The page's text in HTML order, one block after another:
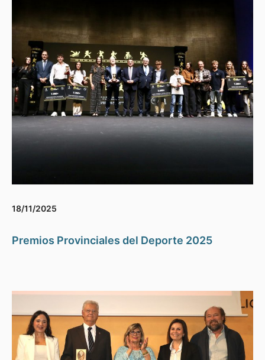
18/11/2025
Premios Provinciales del Deporte 2025